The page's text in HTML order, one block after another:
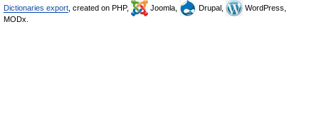
Dictionaries export , created on PHP, Joomla, Drupal,
WordPress,
MODx.